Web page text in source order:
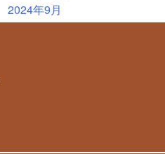
2024年9月